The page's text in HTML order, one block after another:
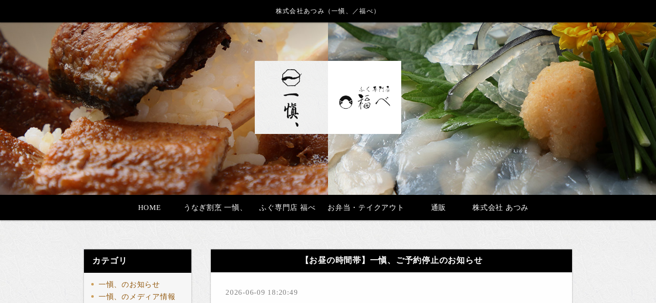
株式会社あつみ（一愼、／福べ）
HOME うなぎ割烹 一愼、 ふぐ専門店 福べ お弁当・テイクアウト 通販 株式会社 あつみ
カテゴリ
一愼、のお知らせ
一愼、のメディア情報
【お昼の時間帯】一愼、ご予約停止のお知らせ
2026-06-09 18:20:49